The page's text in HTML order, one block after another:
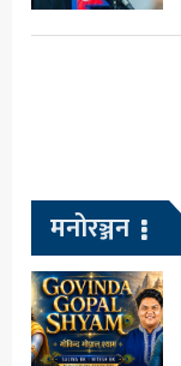
मनोरञ्जन